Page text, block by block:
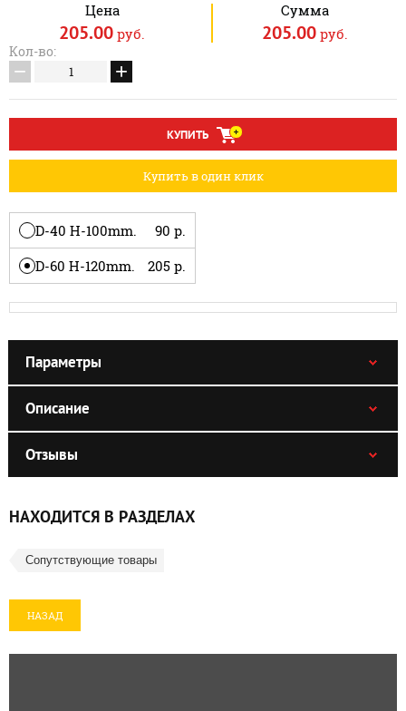
Цена
205.00 руб.
Сумма
205.00руб.
Кол-во:
− +
КУПИТЬ
Купить в один клик
D-40 Н-100mm.
90 р.
D-60 Н-120mm.
205 р.
Параметры
Описание
Отзывы
НАХОДИТСЯ В РАЗДЕЛАХ
Сопутствующие товары
НАЗАД